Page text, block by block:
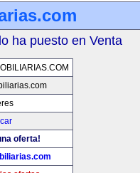
ha puesto en Venta
oferta!